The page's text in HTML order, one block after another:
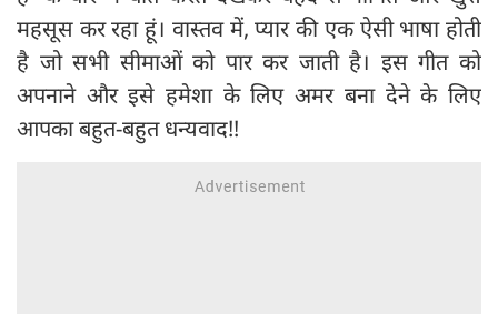
महसूस कर रहा हूं। वास्तव में, प्यार की एक ऐसी भाषा होती
है जो सभी सीमाओं को पार कर जाती है। इस गीत को
अपनाने और इसे हमेशा के लिए अमर बना देने के लिए
आपका बहुत-बहुत धन्यवाद!!